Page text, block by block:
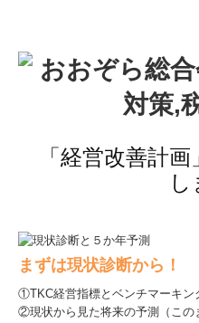
ホーム
経営理念
業務案内
早期経営改善計画の策定支
「経営改善計
し
まずは現状診断から！
①TKC経営指標とベンチマーキン
②現状から見た将来の予測（この